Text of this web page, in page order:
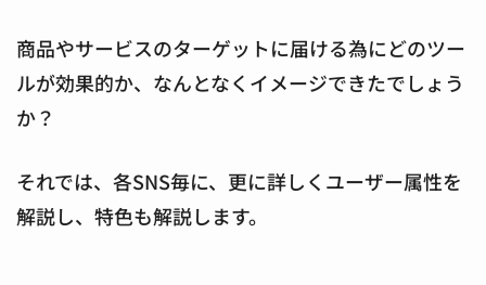
商品やサービスのターゲットに届ける為にどのツー
ルが効果的か、なんとなくイメージできたでしょう
か？
それでは、各SNS毎に、更に詳しくユーザー属性を
解説し、特色も解説します。